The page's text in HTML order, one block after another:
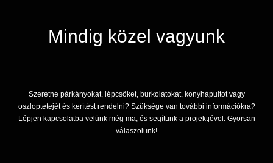
Mindig közel vagyunk
Szeretne párkányokat, lépcsőket, burkolatokat, konyhapultot vagy
oszloptetejét és kerítést rendelni? Szüksége van további információkra?
Lépjen kapcsolatba velünk még ma, és segítünk a projektjével. Gyorsan
válaszolunk!